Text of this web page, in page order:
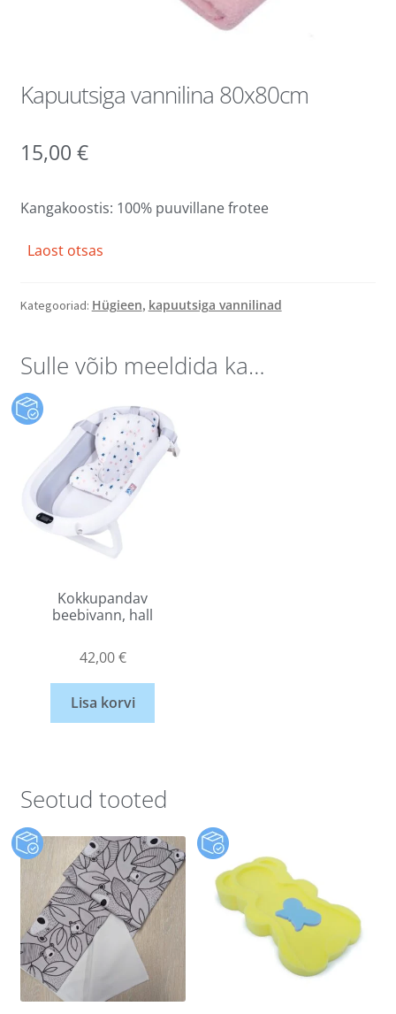
Kapuutsiga vannilina 80x80cm
15,00 €
Kangakoostis: 100% puuvillane frotee
Laost otsas
Kategooriad: Hügieen, kapuutsiga vannilinad
Sulle võib meeldida ka…
Kokkupandav
beebivann, hall
42,00€
Lisa korvi
Seotud tooted